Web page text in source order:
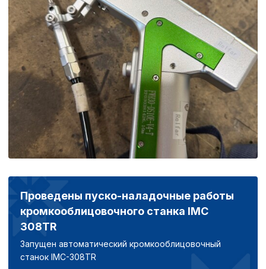
Проведены пуско-наладочные работы
кромкооблицовочного станка IMC
308TR
Запущен автоматический кромкооблицовочный
станок IMC-308TR